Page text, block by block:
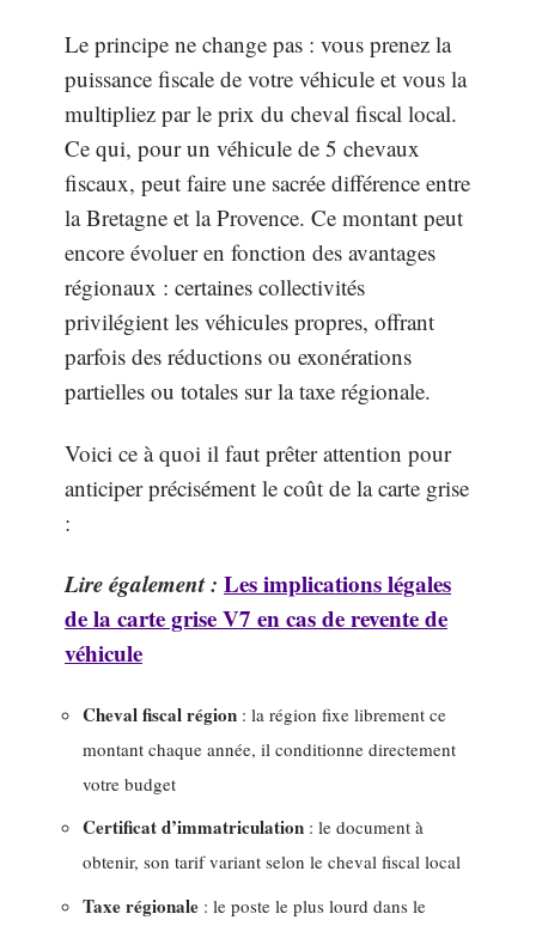
Le principe ne change pas : vous prenez la
puissance fiscale de votre véhicule et vous la
multipliez par le prix du cheval fiscal local.
Ce qui, pour un véhicule de 5 chevaux
fiscaux, peut faire une sacrée différence entre
la Bretagne et la Provence. Ce montant peut
encore évoluer en fonction des avantages
régionaux : certaines collectivités
privilégient les véhicules propres, offrant
parfois des réductions ou exonérations
partielles ou totales sur la taxe régionale.
Voici ce à quoi il faut prêter attention pour
anticiper précisément le coût de la carte grise
:
Lire également : Les implications légales
de la carte grise V7 en cas de revente de
véhicule
Cheval fiscal région : la région fixe librement ce
montant chaque année, il conditionne directement
votre budget
Certificat d’immatriculation : le document à
obtenir, son tarif variant selon le cheval fiscal local
Taxe régionale : le poste le plus lourd dans le